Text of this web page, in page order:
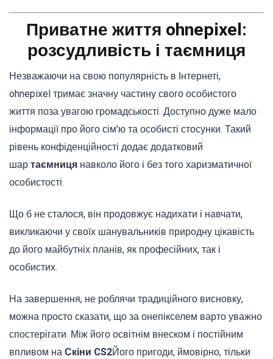
Приватне життя ohnepixel:
розсудливість і таємниця
Незважаючи на свою популярність в Інтернеті,
ohnepixel тримає значну частину свого особистого
життя поза увагою громадськості. Доступно дуже мало
інформації про його сім'ю та особисті стосунки. Такий
рівень конфіденційності додає додатковий
шар таємниця навколо його і без того харизматичної
особистості.
Що б не сталося, він продовжує надихати і навчати,
викликаючи у своїх шанувальників природну цікавість
до його майбутніх планів, як професійних, так і
особистих.
На завершення, не роблячи традиційного висновку,
можна просто сказати, що за онепікселем варто уважно
спостерігати. Між його освітнім внеском і постійним
впливом на Скіни CS2Його пригоди, ймовірно, тільки